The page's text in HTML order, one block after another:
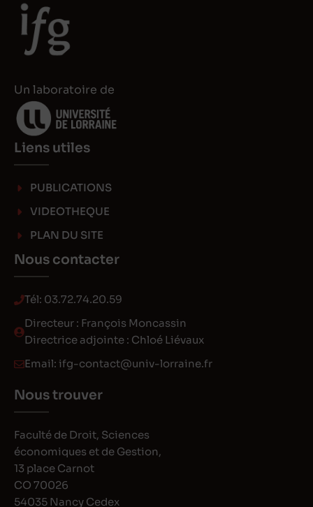
Un laboratoire de
Liens utiles
PUBLICATIONS
VIDEOTHEQUE
PLAN DU SITE
Nous contacter
Tél: 03.72.74.20.59
Directeur : François Moncassin
Directrice adjointe : Chloé Liévaux
Email: ifg-contact@univ-lorraine.fr
Nous trouver
Faculté de Droit, Sciences
économiques et de Gestion,
13 place Carnot
CO 70026
54035 Nancy Cedex